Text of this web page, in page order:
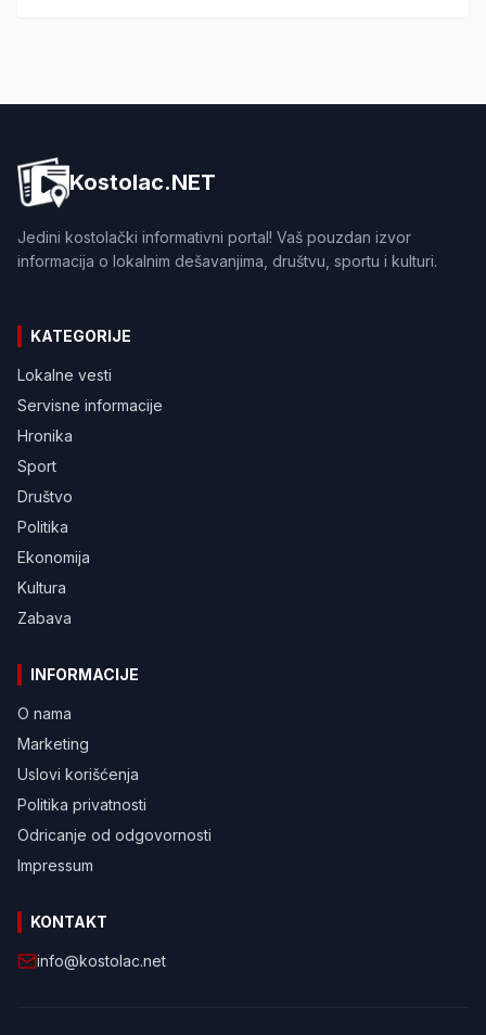
Kostolac.NET
Jedini kostolački informativni portal! Vaš pouzdan izvor
informacija o lokalnim dešavanjima, društvu, sportu i kulturi.
KATEGORIJE
Lokalne vesti
Servisne informacije
Hronika
Sport
Društvo
Politika
Ekonomija
Kultura
Zabava
INFORMACIJE
O nama
Marketing
Uslovi korišćenja
Politika privatnosti
Odricanje od odgovornosti
Impressum
KONTAKT
info@kostolac.net